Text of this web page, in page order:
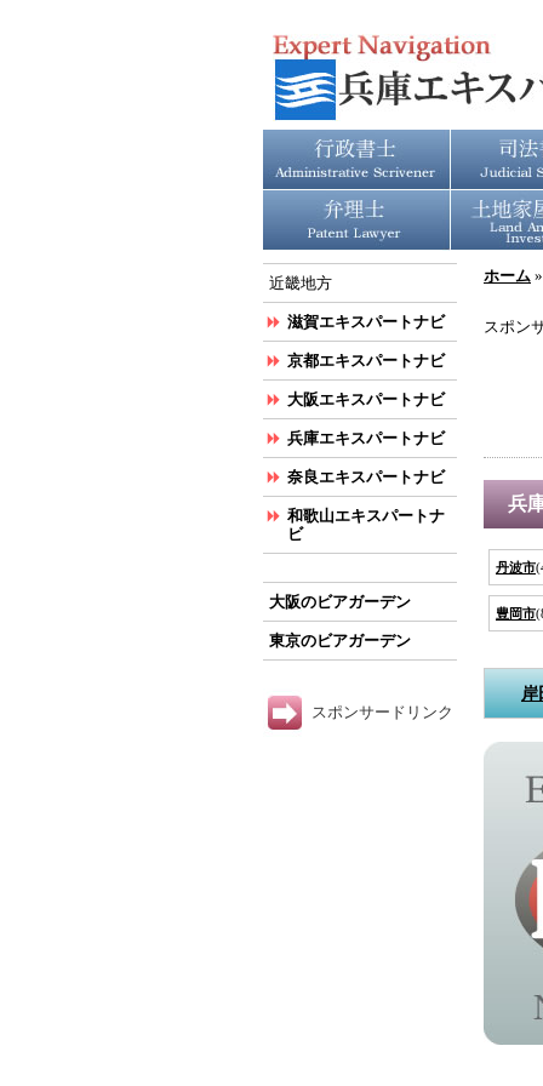
ホーム
スポン
兵
丹波市
豊岡市
岸
近畿地方
滋賀エキスパートナビ
京都エキスパートナビ
大阪エキスパートナビ
兵庫エキスパートナビ
奈良エキスパートナビ
和歌山エキスパートナ
ビ
大阪のビアガーデン
東京のビアガーデン
スポンサードリンク